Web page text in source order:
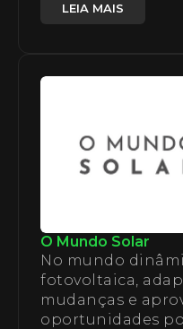
LEIA MAIS
O Mundo Solar
No mundo
fotovoltaica,
mudanças e
oportunidades